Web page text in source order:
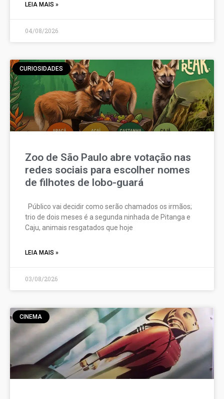
LEIA MAIS »
04/08/2026
CURIOSIDADES
Zoo de São Paulo abre votação nas
redes sociais para escolher nomes
de filhotes de lobo-guará
Público vai decidir como serão chamados os irmãos;
trio de dois meses é a segunda ninhada de Pitanga e
Caju, animais resgatados que hoje
LEIA MAIS »
03/08/2026
CINEMA